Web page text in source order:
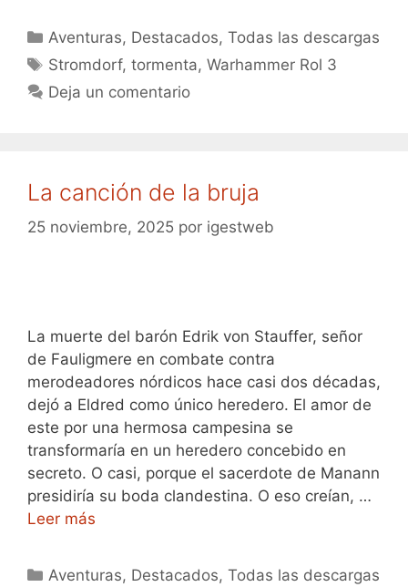
Categorías
Aventuras, Destacados,Todas las descargas
Etiquetas
Stromdorf,tormenta,Warhammer Rol 3
Deja un comentario
La canción de la bruja
25 noviembre, 2025 por igestweb
La muerte del barón Edrik von Stauffer, señor
de Fauligmere en combate contra
merodeadores nórdicos hace casi dos décadas,
dejó a Eldred como único heredero. El amor de
este por una hermosa campesina se
transformaría en un heredero concebido en
secreto. O casi, porque el sacerdote de Manann
presidiría su boda clandestina. O eso creían, …
Leer más
Categorías
Aventuras, Destacados,Todas las descargas